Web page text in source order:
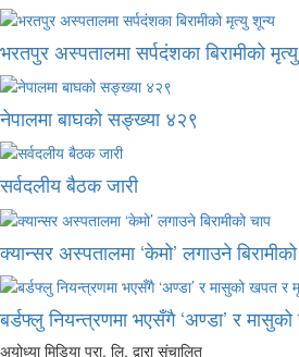
भरतपुर अस्पतालमा सर्पदंशका बिरामीको
नेपालमा बाघको सङ्ख्या ४२९
सर्वदलीय बैठक जारी
क्यान्सर अस्पतालमा ‘केमो’ लगाउने
बर्डफ्लु नियन्त्रणमा भएसँगै ‘अण्डा’ र
अयोध्या मिडिया प्रा. लि. द्वारा संचालित